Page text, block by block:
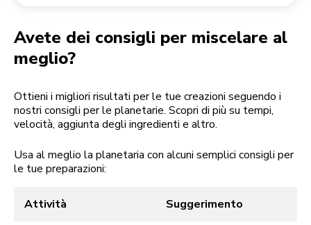
Avete dei consigli per miscelare al
meglio?
Ottieni i migliori risultati per le tue creazioni seguendo i
nostri consigli per le planetarie. Scopri di più su tempi,
velocità, aggiunta degli ingredienti e altro.
Usa al meglio la planetaria con alcuni semplici consigli per
le tue preparazioni:
Attività Suggerimento